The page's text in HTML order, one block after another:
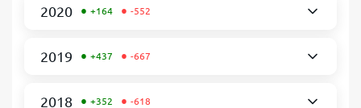
2020 • +164 • -552
2019 • +437 • -667
2018 • +352 • -618